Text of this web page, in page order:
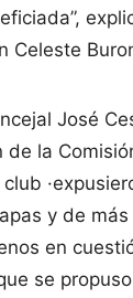
Celeste
José
la
y de
en
se